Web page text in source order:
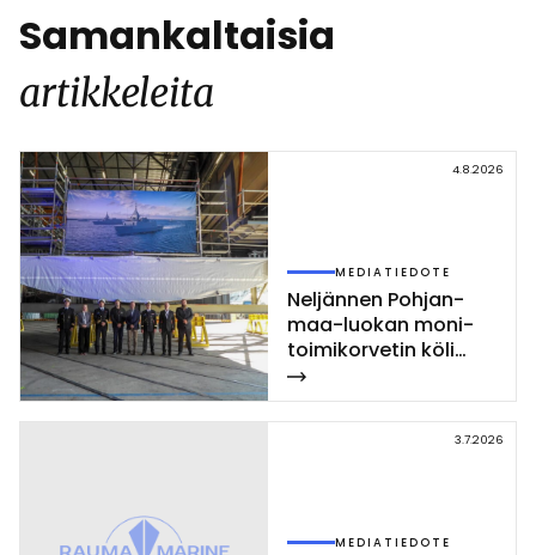
Samankaltaisia
artikkeleita
4.8.2026
MEDIATIEDOTE
Nel­jän­nen Poh­jan­
maa-luo­kan mo­ni­
toi­mi­kor­ve­tin kö­li
las­ket­tiin Rau­mal­la
3.7.2026
MEDIATIEDOTE